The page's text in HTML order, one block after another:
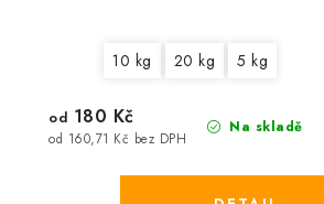
10 kg 20 kg 5 kg
Na skladě
od 160,71 Kč bez DPH
od 180 Kč